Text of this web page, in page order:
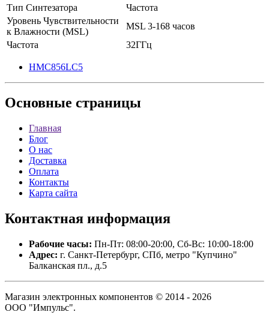
Тип Синтезатора
Частота
Уровень Чувствительности
к Влажности (MSL)
MSL 3-168 часов
Частота
32ГГц
HMC856LC5
Основные страницы
Главная
Блог
О нас
Доставка
Оплата
Контакты
Карта сайта
Контактная информация
Рабочие часы: Пн-Пт: 08:00-20:00, Сб-Вс: 10:00-18:00
Адрес: г. Санкт-Петербург, СПб, метро "Купчино"
Балканская пл., д.5
Магазин электронных компонентов © 2014 - 2026
ООО "Импульс".